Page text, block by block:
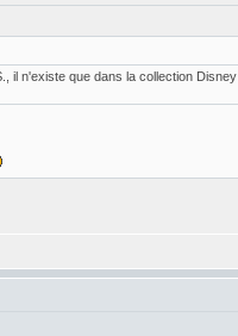
il n'existe que dans la collection